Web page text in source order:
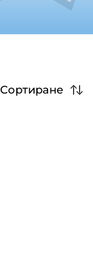
Сортиране